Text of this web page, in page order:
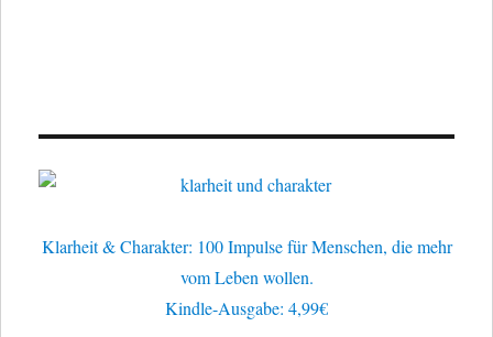
Klarheit & Charakter: 100 Impulse für Menschen, die mehr
vom Leben wollen.
Kindle-Ausgabe: 4,99€